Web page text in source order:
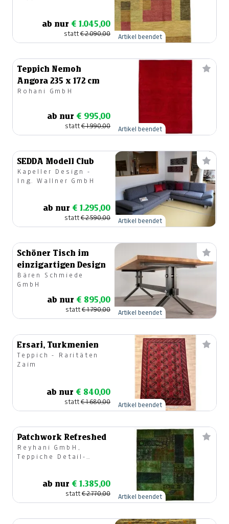
ab nur € 1.045,00
statt€ 2.090,00 Artikel beendet
Teppich Nemoh
Angora 235 x 172 cm
Rohani GmbH
ab nur € 995,00
statt€ 1.990,00 Artikel beendet
SEDDA Modell Club
Kapeller Design -
Ing. Wallner GmbH
ab nur € 1.295,00
statt€ 2.590,00 Artikel beendet
Schöner Tisch im
einzigartigen Design
Bären Schmiede
GmbH
ab nur € 895,00
statt€ 1.790,00 Artikel beendet
Ersari, Turkmenien
Teppich - Raritäten
Zaim
ab nur € 840,00
statt€ 1.680,00 Artikel beendet
Patchwork Refreshed
Reyhani GmbH,
Teppiche Detail-
ab nur € 1.385,00
statt€ 2.770,00 Artikel beendet